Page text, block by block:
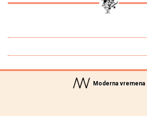
Moderna vremena